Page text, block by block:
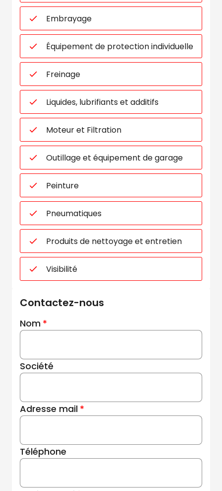
Embrayage
Équipement de protection individuelle
Freinage
Liquides, lubrifiants et additifs
Moteur et Filtration
Outillage et équipement de garage
Peinture
Pneumatiques
Produits de nettoyage et entretien
Visibilité
Contactez-nous
Nom
Société
Adresse mail
Téléphone